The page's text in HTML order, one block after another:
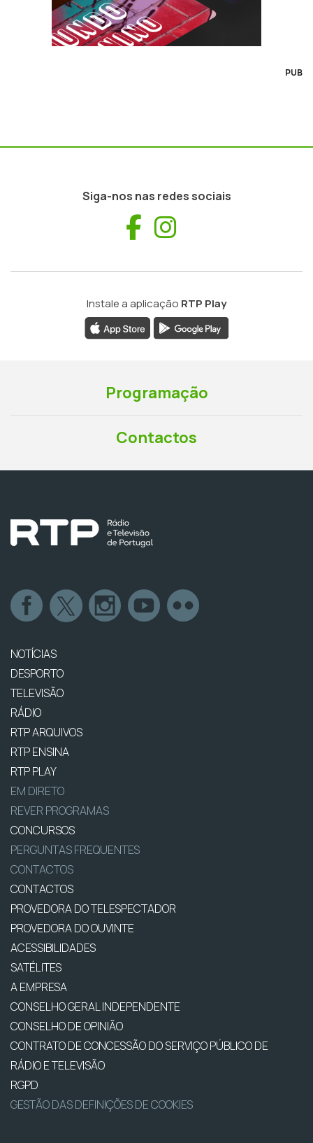
PUB
Siga-nos nas redes sociais
Facebook
Instale a aplicação RTP Play
Programação
Contactos
NOTÍCIAS
DESPORTO
TELEVISÃO
RÁDIO
RTP ARQUIVOS
RTP ENSINA
RTP PLAY
EM DIRETO
REVER PROGRAMAS
CONCURSOS
PERGUNTAS FREQUENTES
CONTACTOS
CONTACTOS
PROVEDORA DO TELESPECTADOR
PROVEDORA DO OUVINTE
ACESSIBILIDADES
SATÉLITES
A EMPRESA
CONSELHO GERAL INDEPENDENTE
CONSELHO DE OPINIÃO
CONTRATO DE CONCESSÃO DO SERVIÇO PÚBLICO DE
RÁDIO E TELEVISÃO
RGPD
GESTÃO DAS DEFINIÇÕES DE COOKIES